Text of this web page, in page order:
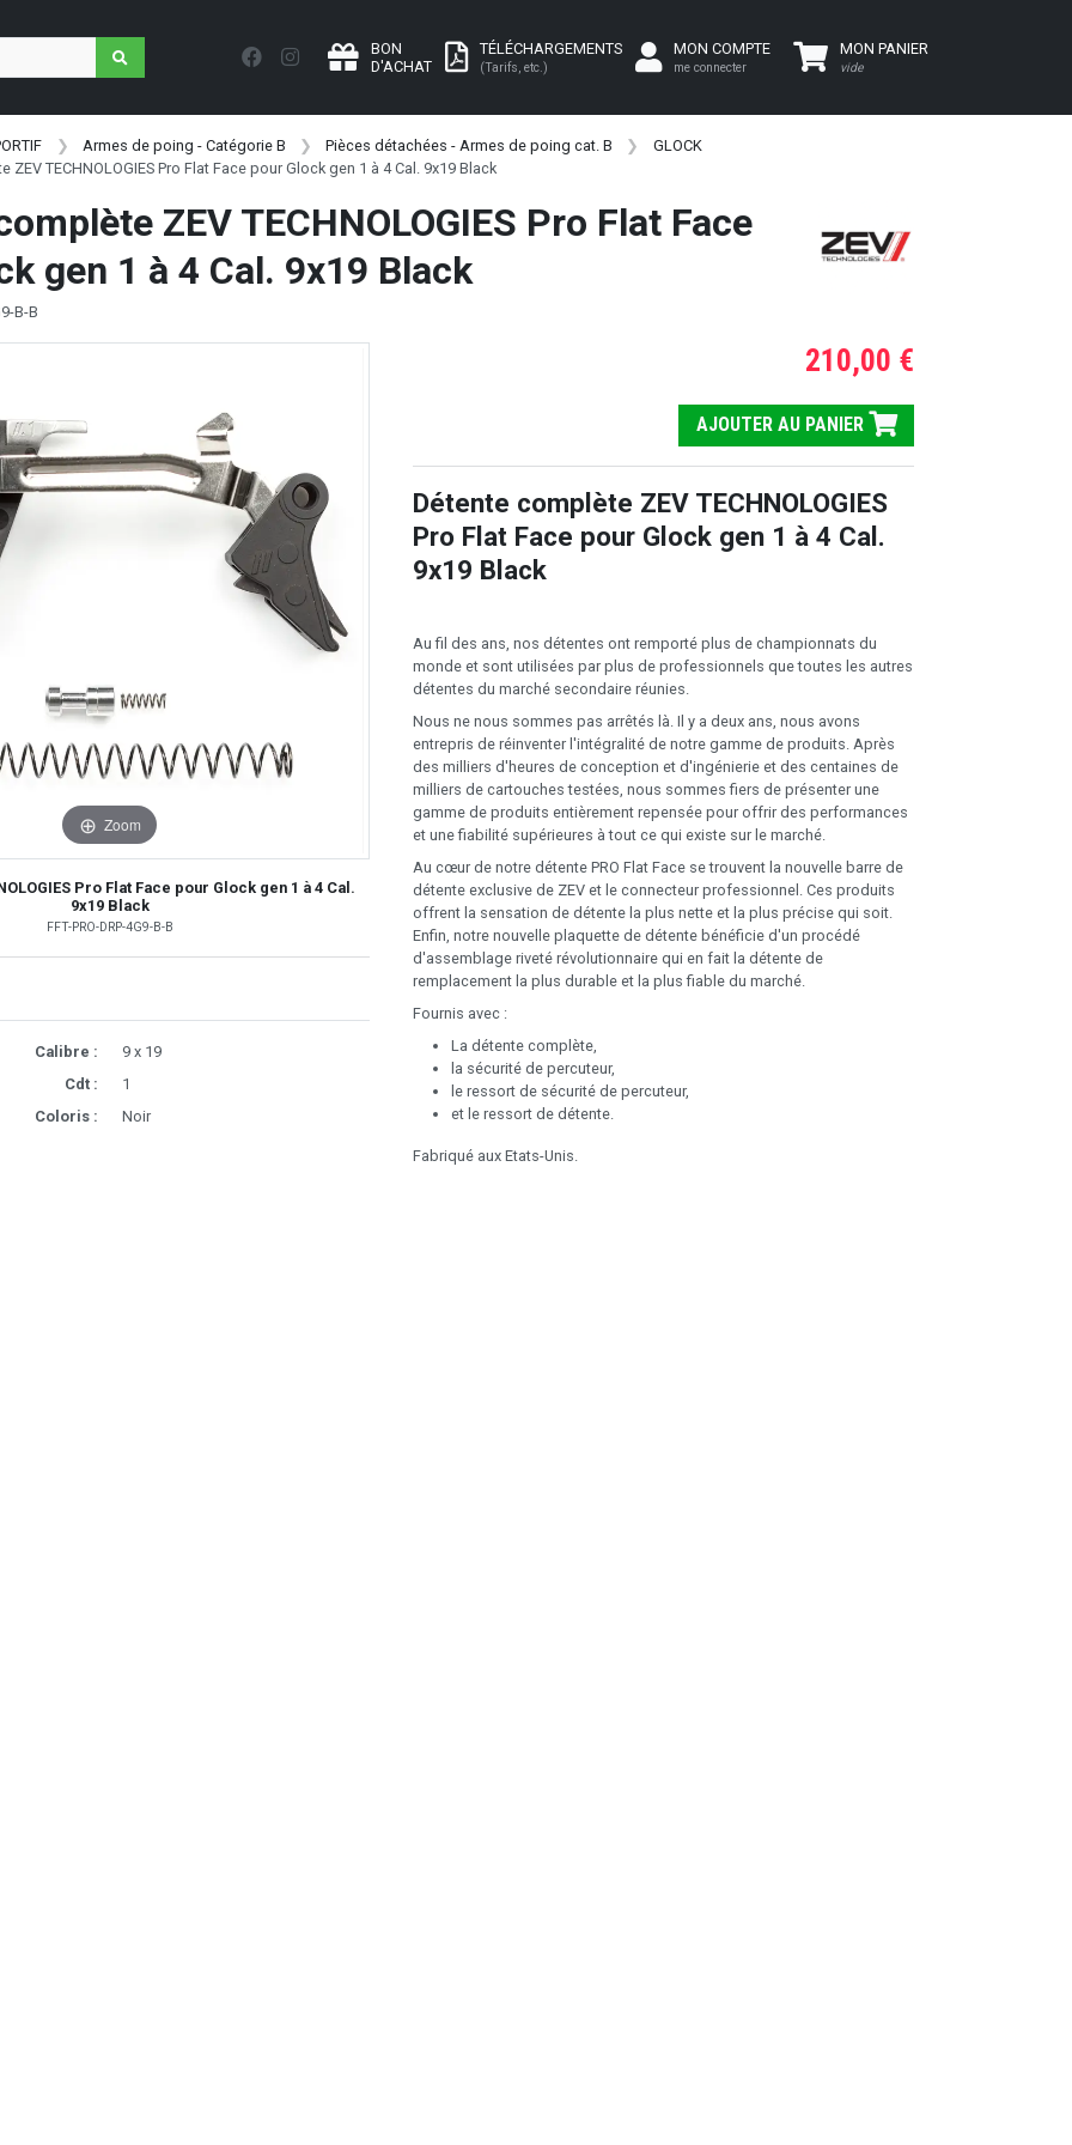
BON
D'ACHAT
TÉLÉCHARGEMENTS
(Tarifs, etc.)
MON COMPTE
me connecter
MON PANIER
vide
Armes de poing - Catégorie B Pièces détachées - Armes de poing cat. B
GLOCK
ZEV TECHNOLOGIES Pro Flat Face pour Glock gen 1 à 4 Cal. 9x19 Black
ZEV TECHNOLOGIES Pro Flat Face
gen 1 à 4 Cal. 9x19 Black
B-B
Zoom
Pro Flat Face pour Glock gen 1 à 4 Cal.
9x19 Black
FFT-PRO-DRP-4G9-B-B
Calibre :
9 x 19
Cdt :
1
Coloris :
Noir
210,00 €
AJOUTER AU PANIER
Détente complète ZEV TECHNOLOGIES
Pro Flat Face pour Glock gen 1 à 4 Cal.
9x19 Black
Au fil des ans, nos détentes ont remporté plus de championnats du
monde et sont utilisées par plus de professionnels que toutes les autres
détentes du marché secondaire réunies.
Nous ne nous sommes pas arrêtés là. Il y a deux ans, nous avons
entrepris de réinventer l'intégralité de notre gamme de produits. Après
des milliers d'heures de conception et d'ingénierie et des centaines de
milliers de cartouches testées, nous sommes fiers de présenter une
gamme de produits entièrement repensée pour offrir des performances
et une fiabilité supérieures à tout ce qui existe sur le marché.
Au cœur de notre détente PRO Flat Face se trouvent la nouvelle barre de
détente exclusive de ZEV et le connecteur professionnel. Ces produits
offrent la sensation de détente la plus nette et la plus précise qui soit.
Enfin, notre nouvelle plaquette de détente bénéficie d'un procédé
d'assemblage riveté révolutionnaire qui en fait la détente de
remplacement la plus durable et la plus fiable du marché.
Fournis avec :
La détente complète,
la sécurité de percuteur,
le ressort de sécurité de percuteur,
et le ressort de détente.
Fabriqué aux Etats-Unis.